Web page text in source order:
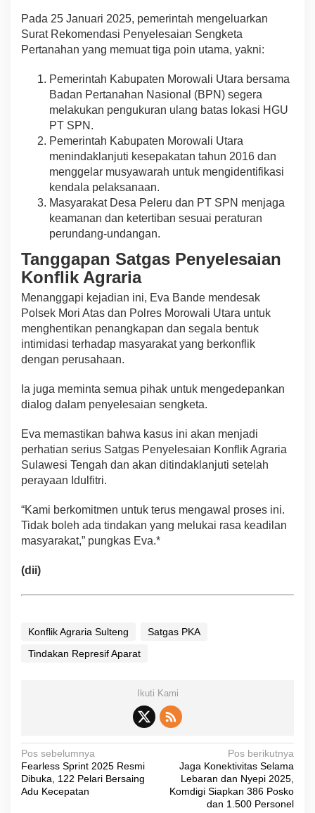
Pada 25 Januari 2025, pemerintah mengeluarkan
Surat Rekomendasi Penyelesaian Sengketa
Pertanahan yang memuat tiga poin utama, yakni:
Pemerintah Kabupaten Morowali Utara bersama
Badan Pertanahan Nasional (BPN) segera
melakukan pengukuran ulang batas lokasi HGU
PT SPN.
Pemerintah Kabupaten Morowali Utara
menindaklanjuti kesepakatan tahun 2016 dan
menggelar musyawarah untuk mengidentifikasi
kendala pelaksanaan.
Masyarakat Desa Peleru dan PT SPN menjaga
keamanan dan ketertiban sesuai peraturan
perundang-undangan.
Tanggapan Satgas Penyelesaian
Konflik Agraria
Menanggapi kejadian ini, Eva Bande mendesak
Polsek Mori Atas dan Polres Morowali Utara untuk
menghentikan penangkapan dan segala bentuk
intimidasi terhadap masyarakat yang berkonflik
dengan perusahaan.
Ia juga meminta semua pihak untuk mengedepankan
dialog dalam penyelesaian sengketa.
Eva memastikan bahwa kasus ini akan menjadi
perhatian serius Satgas Penyelesaian Konflik Agraria
Sulawesi Tengah dan akan ditindaklanjuti setelah
perayaan Idulfitri.
“Kami berkomitmen untuk terus mengawal proses ini.
Tidak boleh ada tindakan yang melukai rasa keadilan
masyarakat,” pungkas Eva.*
(dii)
Konflik Agraria Sulteng
Satgas PKA
Tindakan Represif Aparat
Ikuti Kami
N
a
v
Pos sebelumnya
Fearless Sprint 2025 Resmi
Dibuka, 122 Pelari Bersaing
Adu Kecepatan
Pos berikutnya
Jaga Konektivitas Selama
Lebaran dan Nyepi 2025,
Komdigi Siapkan 386 Posko
dan 1.500 Personel